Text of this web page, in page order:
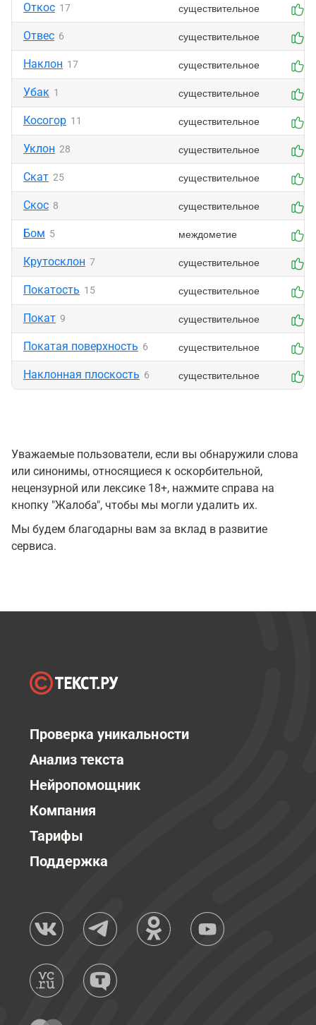
Откос 17 существительное
Отвес 6 существительное
Наклон 17 существительное
Убак 1 существительное
Косогор 11 существительное
Уклон 28 существительное
Скат 25 существительное
Скос 8 существительное
Бом 5 междометие
Крутосклон 7 существительное
Покатость 15 существительное
Покат 9 существительное
Покатая поверхность 6 существительное
Наклонная плоскость 6 существительное
Уважаемые пользователи, если вы обнаружили слова
или синонимы, относящиеся к оскорбительной,
нецензурной или лексике 18+, нажмите справа на
кнопку "Жалоба", чтобы мы могли удалить их.
Мы будем благодарны вам за вклад в развитие
сервиса.
Проверка уникальности
Анализ текста
Нейропомощник
Компания
Тарифы
Поддержка